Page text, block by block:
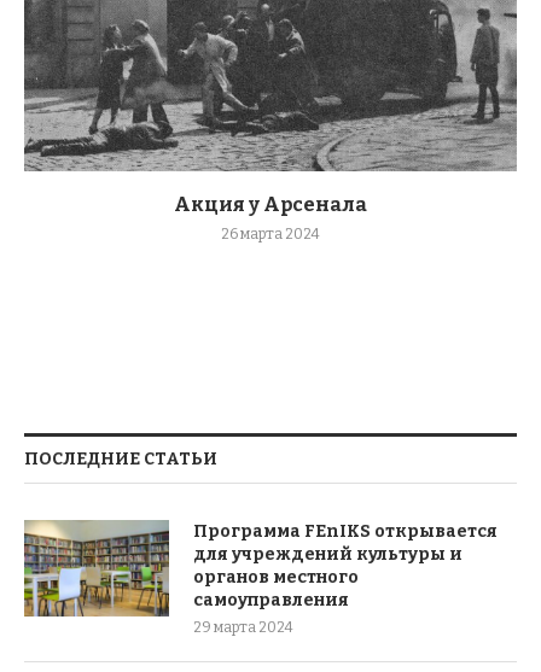
Акция у Арсенала
26 марта 2024
ПОСЛЕДНИЕ СТАТЬИ
Программа FEnIKS открывается
для учреждений культуры и
органов местного
самоуправления
29 марта 2024